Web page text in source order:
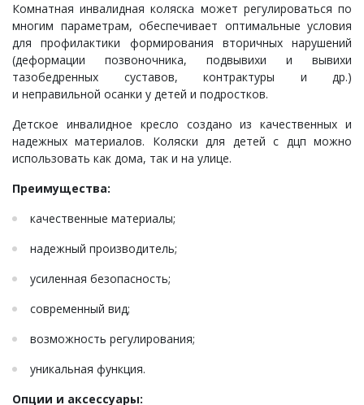
Комнатная инвалидная коляска может регулироваться по
многим параметрам, обеспечивает оптимальные условия
для профилактики формирования вторичных нарушений
(деформации позвоночника, подвывихи и вывихи
тазобедренных суставов, контрактуры и др.)
и неправильной осанки у детей и подростков.
Детское инвалидное кресло создано из качественных и
надежных материалов. Коляски для детей с дцп можно
использовать как дома, так и на улице.
Преимущества:
качественные материалы;
надежный производитель;
усиленная безопасность;
современный вид;
возможность регулирования;
уникальная функция.
Опции и аксессуары: